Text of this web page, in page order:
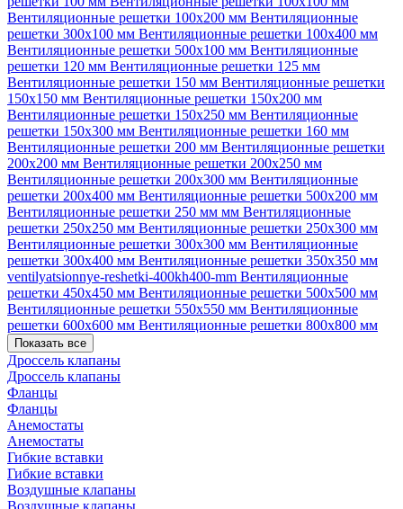
Вентиляционные решетки 100х200 мм Вентиляционные
решетки 300х100 мм Вентиляционные решетки 100х400 мм
Вентиляционные решетки 500х100 мм Вентиляционные
решетки 120 мм Вентиляционные решетки 125 мм
Вентиляционные решетки 150 мм Вентиляционные решетки
150х150 мм Вентиляционные решетки 150х200 мм
Вентиляционные решетки 150х250 мм Вентиляционные
решетки 150х300 мм Вентиляционные решетки 160 мм
Вентиляционные решетки 200 мм Вентиляционные решетки
200х200 мм Вентиляционные решетки 200х250 мм
Вентиляционные решетки 200х300 мм Вентиляционные
решетки 200х400 мм Вентиляционные решетки 500х200 мм
Вентиляционные решетки 250 мм мм Вентиляционные
решетки 250х250 мм Вентиляционные решетки 250х300 мм
Вентиляционные решетки 300х300 мм Вентиляционные
решетки 300х400 мм Вентиляционные решетки 350х350 мм
ventilyatsionnye-reshetki-400kh400-mm Вентиляционные
решетки 450х450 мм Вентиляционные решетки 500х500 мм
Вентиляционные решетки 550х550 мм Вентиляционные
решетки 600х600 мм Вентиляционные решетки 800х800 мм
Показать все
Дроссель клапаны
Дроссель клапаны
Фланцы
Фланцы
Анемостаты
Анемостаты
Гибкие вставки
Гибкие вставки
Воздушные клапаны
Воздушные клапаны